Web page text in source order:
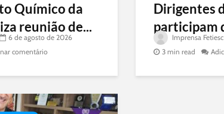
Químico da
reunião de...
6 de agosto de 2026
comentário
Dirigentes
participam
Imprensa Fetiesc
3 min read